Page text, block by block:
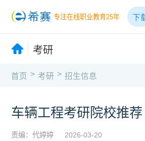
专注在线职业教育25年 下
考研
首页 > 考研 > 招生信息
车辆工程考研院校推荐
责编：代婷婷 2026-03-20